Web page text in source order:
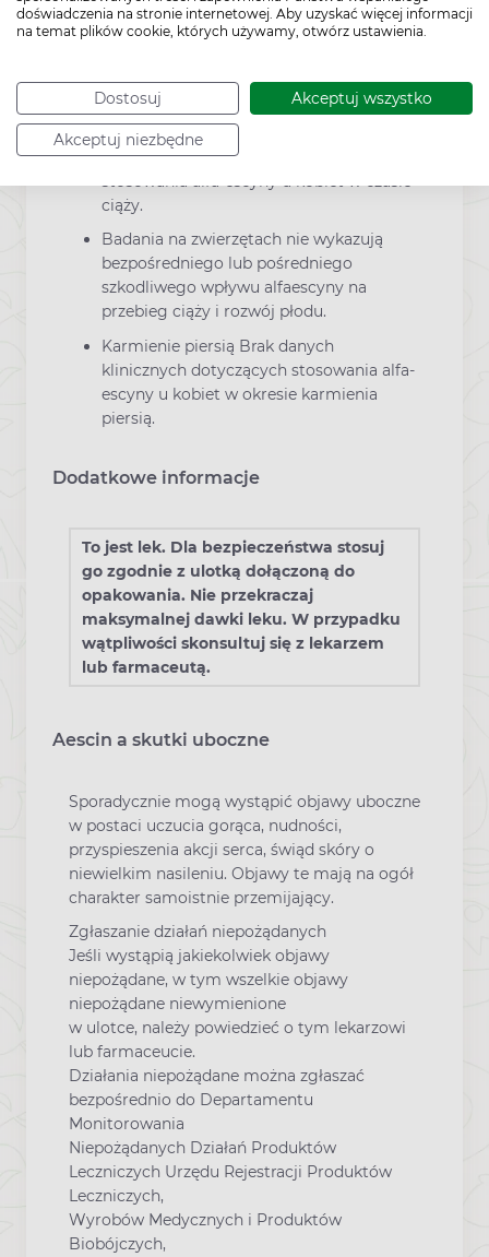
doświadczenia na stronie internetowej. Aby uzyskać więcej informacji
na temat plików cookie, których używamy, otwórz ustawienia.
Dostosuj Akceptuj wszystko
Akceptuj niezbędne
potwierdzających bezpieczeństwo stosowania
Aescin w ciąży
Brak danych klinicznych dotyczących
stosowania alfa-escyny u kobiet w czasie
ciąży.
Badania na zwierzętach nie wykazują
bezpośredniego lub pośredniego
szkodliwego wpływu alfaescyny na
przebieg ciąży i rozwój płodu.
Karmienie piersią Brak danych
klinicznych dotyczących stosowania alfa-
escyny u kobiet w okresie karmienia
piersią.
Dodatkowe informacje
To jest lek. Dla bezpieczeństwa stosuj
go zgodnie z ulotką dołączoną do
opakowania. Nie przekraczaj
maksymalnej dawki leku. W przypadku
wątpliwości skonsultuj się z lekarzem
lub farmaceutą.
Aescin a skutki uboczne
Sporadycznie mogą wystąpić objawy uboczne
w postaci uczucia gorąca, nudności,
przyspieszenia akcji serca, świąd skóry o
niewielkim nasileniu. Objawy te mają na ogół
charakter samoistnie przemijający.
Zgłaszanie działań niepożądanych
Jeśli wystąpią jakiekolwiek objawy
niepożądane, w tym wszelkie objawy
niepożądane niewymienione
w ulotce, należy powiedzieć o tym lekarzowi
lub farmaceucie.
Działania niepożądane można zgłaszać
bezpośrednio do Departamentu
Monitorowania
Niepożądanych Działań Produktów
Leczniczych Urzędu Rejestracji Produktów
Leczniczych,
Wyrobów Medycznych i Produktów
Biobójczych,